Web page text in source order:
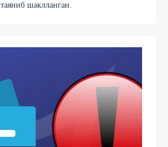
таяниб шаклланган.